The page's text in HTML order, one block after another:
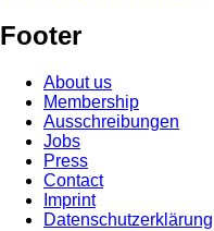
Footer
About us
Membership
Ausschreibungen
Jobs
Press
Contact
Imprint
Datenschutzerklärung